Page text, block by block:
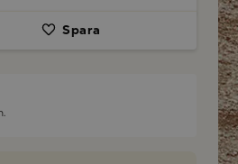
Spara